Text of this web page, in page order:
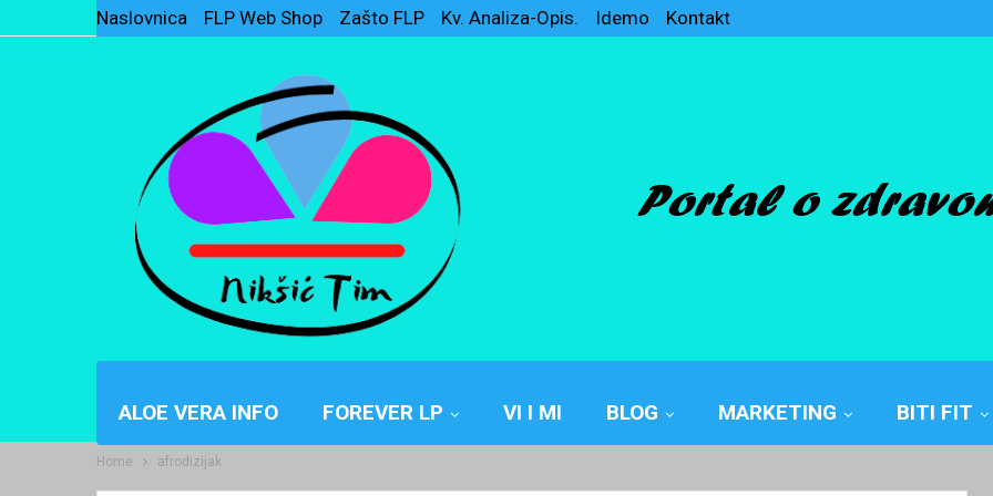
Naslovnica FLP Web Shop Zašto FLP Kv. Analiza-Opis. Idemo Kontakt
ALOE VERA INFO FOREVER LP VI I MI BLOG MARKETING BITI FIT
Home afrodizijak